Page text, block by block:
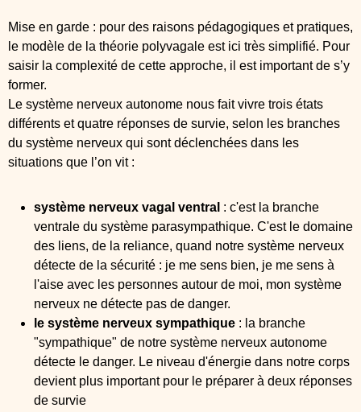
Mise en garde : pour des raisons pédagogiques et pratiques,
le modèle de la théorie polyvagale est ici très simplifié. Pour
saisir la complexité de cette approche, il est important de s’y
former.
Le système nerveux autonome nous fait vivre trois états
différents et quatre réponses de survie, selon les branches
du système nerveux qui sont déclenchées dans les
situations que l’on vit :
système nerveux vagal ventral : c'est la branche
ventrale du système parasympathique. C'est le domaine
des liens, de la reliance, quand notre système nerveux
détecte de la sécurité : je me sens bien, je me sens à
l'aise avec les personnes autour de moi, mon système
nerveux ne détecte pas de danger.
le système nerveux sympathique : la branche
"sympathique" de notre système nerveux autonome
détecte le danger. Le niveau d'énergie dans notre corps
devient plus important pour le préparer à deux réponses
de survie